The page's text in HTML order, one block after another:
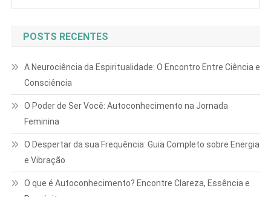
POSTS RECENTES
A Neurociência da Espiritualidade: O Encontro Entre Ciência e
Consciência
O Poder de Ser Você: Autoconhecimento na Jornada
Feminina
O Despertar da sua Frequência: Guia Completo sobre Energia
e Vibração
O que é Autoconhecimento? Encontre Clareza, Essência e